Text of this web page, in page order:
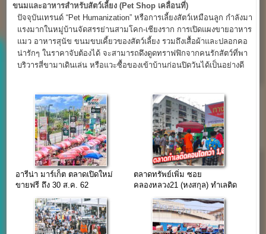
ขนมและอาหารสำหรับสัตว์เลี้ยง (Pet Shop เคลื่อนที่)
ปัจจุบันเทรนด์ “Pet Humanization” หรือการเลี้ยงสัตว์เหมือนลูก กำลังมา
แรงมากในหมู่บ้านจัดสรรย่านสามโคก-เชียงราก การเปิดแผงขายอาหาร
แมว อาหารสุนัข ขนมขบเคี้ยวของสัตว์เลี้ยง รวมถึงเสื้อผ้าและปลอกคอ
น่ารักๆ ในราคาจับต้องได้ จะสามารถดึงดูดทราฟฟิกจากคนรักสัตว์ที่พา
บริวารสี่ขามาเดินเล่น หรือแวะซื้อของเข้าบ้านก่อนปิดวันได้เป็นอย่างดี
อารีน่า มาร์เก็ต ตลาดเปิดใหม่
ขายฟรี ถึง 30 ส.ค. 62
ตลาดทรัพย์เพิ่ม ซอย
คลองหลวง21 (หงสกุล) ทำเลติด